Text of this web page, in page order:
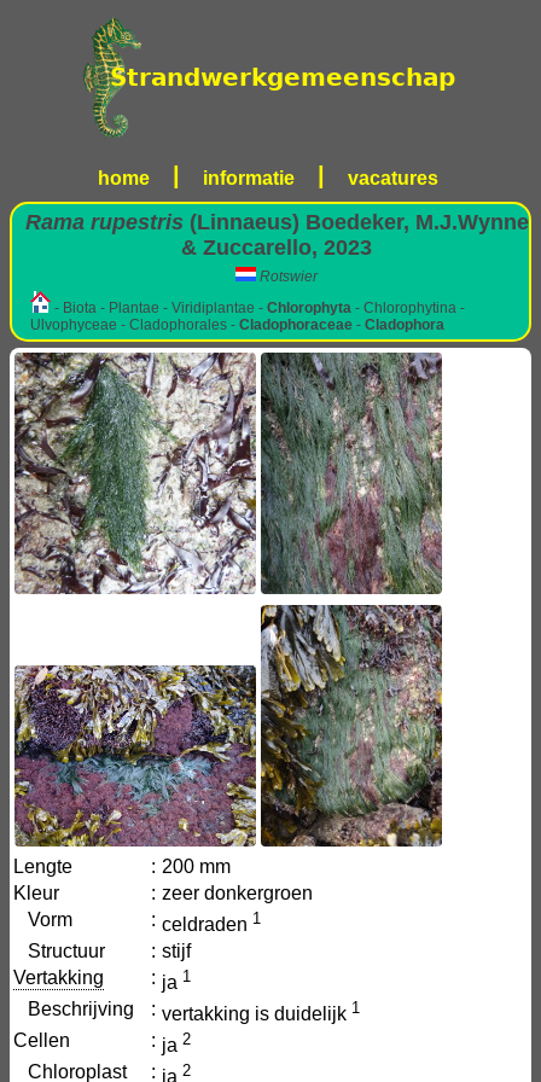
home informatie vacatures
Rama rupestris (Linnaeus) Boedeker, M.J.Wynne
& Zuccarello, 2023
Rotswier
- Biota - Plantae - Viridiplantae - Chlorophyta - Chlorophytina -
Ulvophyceae - Cladophorales - Cladophoraceae - Cladophora
Lengte : 200 mm
Kleur
: zeer donkergroen
Vorm
: celdraden 1
Structuur : stijf
Vertakking
: ja 1
Beschrijving : vertakking is duidelijk 1
Cellen : ja 2
Chloroplast : ja 2